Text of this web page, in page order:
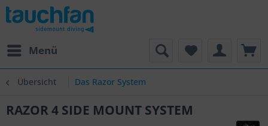
Menü
Übersicht Das Razor System
RAZOR 4 SIDE MOUNT SYSTEM